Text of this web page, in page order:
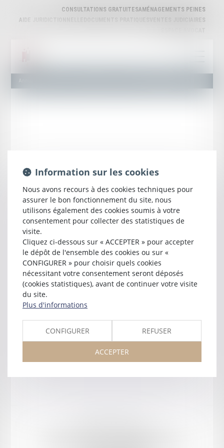
CONSULTATIONS GRATUITESAMÉNAGEMENTS PEINES
AIDE JURIDICTIONNELLE
VENTES JUDICIAIRES
AnneFRANCOIS-
près la cour d'appel d'AGEN
51 rue Albert-Camus
47000 AGEN
Tél :05 53 77 70 40
Information sur les cookies
Nous avons recours à des cookies techniques pour
assurer le bon fonctionnement du site, nous
utilisons également des cookies soumis à votre
consentement pour collecter des statistiques de
visite.
Cliquez ci-dessous sur « ACCEPTER » pour accepter
le dépôt de l'ensemble des cookies ou sur «
CONFIGURER » pour choisir quels cookies
nécessitant votre consentement seront déposés
(cookies statistiques), avant de continuer votre visite
du site.
Plus d'informations
CONFIGURER REFUSER
ACCEPTER